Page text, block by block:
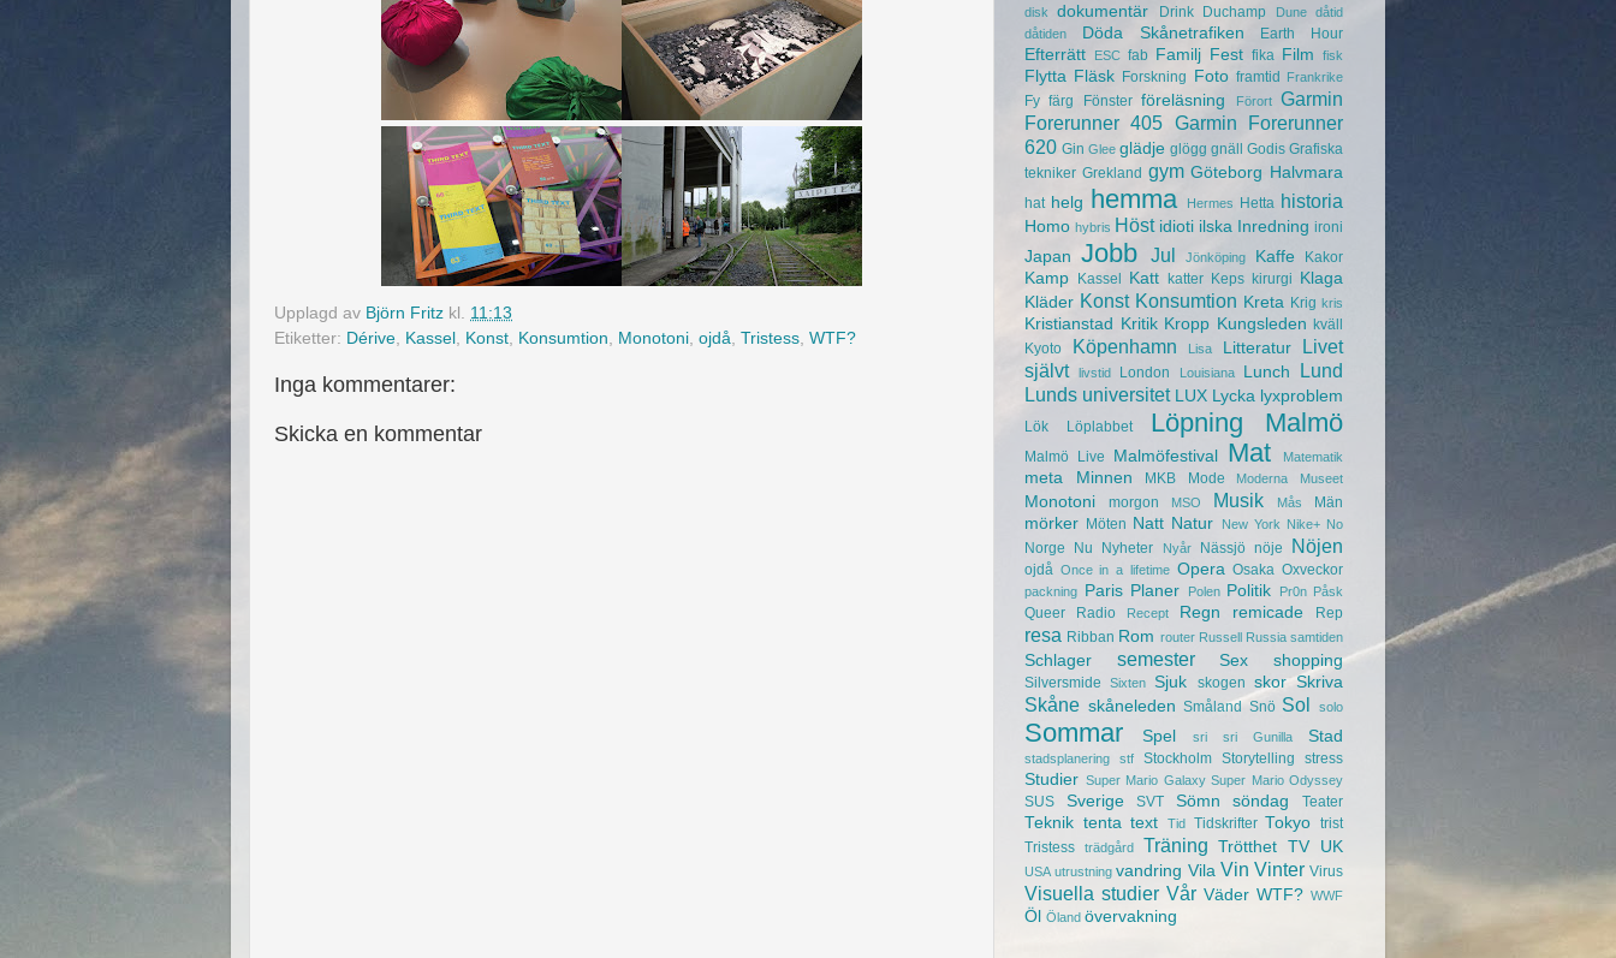
Upplagd av Björn Fritz kl. 11:13
Etiketter: Dérive Kassel Konst Konsumtion Monotoni ojdå Tristess WTF?
Inga kommentarer:
Skicka en kommentar
disk dokumentär Drink Duchamp Dune
dåtid
dåtiden
Döda Skånetrafiken Earth Hour
Efterrätt ESC fab Familj Fest fika Film fisk
Flytta Fläsk Forskning Foto framtid Frankrike
Fy färg Fönster föreläsning Förort
Garmin
Forerunner 405 Garmin Forerunner
620 Gin Glee glädje glögg gnäll Godis Grafiska
tekniker Grekland gym Göteborg Halvmara
hat helg hemma Hermes Hetta historia
Homo hybris Höst idioti ilska Inredning ironi
Japan Jobb Jul Jönköping Kaffe Kakor
Kamp Kassel Katt katter Keps kirurgi Klaga
Kläder Konst Konsumtion Kreta Krig kris
Kristianstad Kritik Kropp Kungsleden kväll
Kyoto
Köpenhamn Lisa Litteratur
Livet
självt
livstid London Louisiana Lunch
Lund
Lunds universitet LUX Lycka lyxproblem
Lök Löplabbet Löpning Malmö
Malmö Live Malmöfestival Mat Matematik
meta Minnen MKB Mode Moderna Museet
Monotoni morgon MSO Musik Mås Män
mörker Möten Natt Natur New York Nike+ No
Norge Nu Nyheter Nyår Nässjö nöje Nöjen
ojdå Once in a lifetime Opera Osaka Oxveckor
packning Paris Planer Polen Politik Pr0n Påsk
Queer Radio Recept Regn remicade Rep
resa Ribban Rom router Russell Russia samtiden
Schlager semester Sex shopping
Silversmide Sixten Sjuk skogen skor Skriva
Skåne skåneleden Småland Snö Sol solo
Sommar Spel sri sri Gunilla Stad
stadsplanering stf Stockholm Storytelling stress
Studier Super Mario Galaxy Super Mario Odyssey
SUS Sverige SVT Sömn söndag Teater
Teknik tenta text Tid Tidskrifter Tokyo trist
Tristess
trädgård Träning Trötthet TV UK
USA utrustning vandring Vila Vin Vinter Virus
Visuella studier Vår Väder WTF? WWF
Öl Öland övervakning